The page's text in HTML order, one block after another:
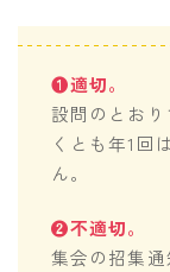
❶適切。
設問のとお
くとも年1回
ん。
❷不適切。
集会の招集